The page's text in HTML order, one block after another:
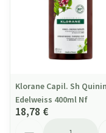
Klorane Capil. Sh
Edelweiss 400ml Nf
18,78 €